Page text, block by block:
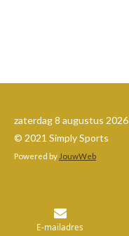
zaterdag 8 augustus 2026
© 2021 Simply Sports
Powered by JouwWeb
E-mailadres